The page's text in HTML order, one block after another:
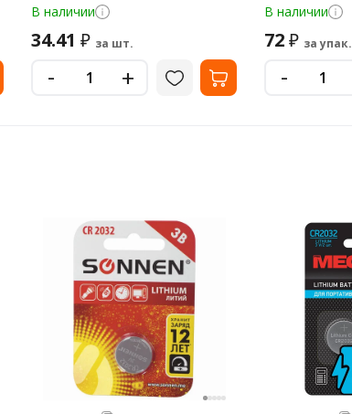
В наличии
34.41 ₽ за шт.
- +
В наличии
72₽ за упак.
-